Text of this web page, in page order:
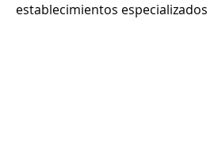
establecimientos especializados